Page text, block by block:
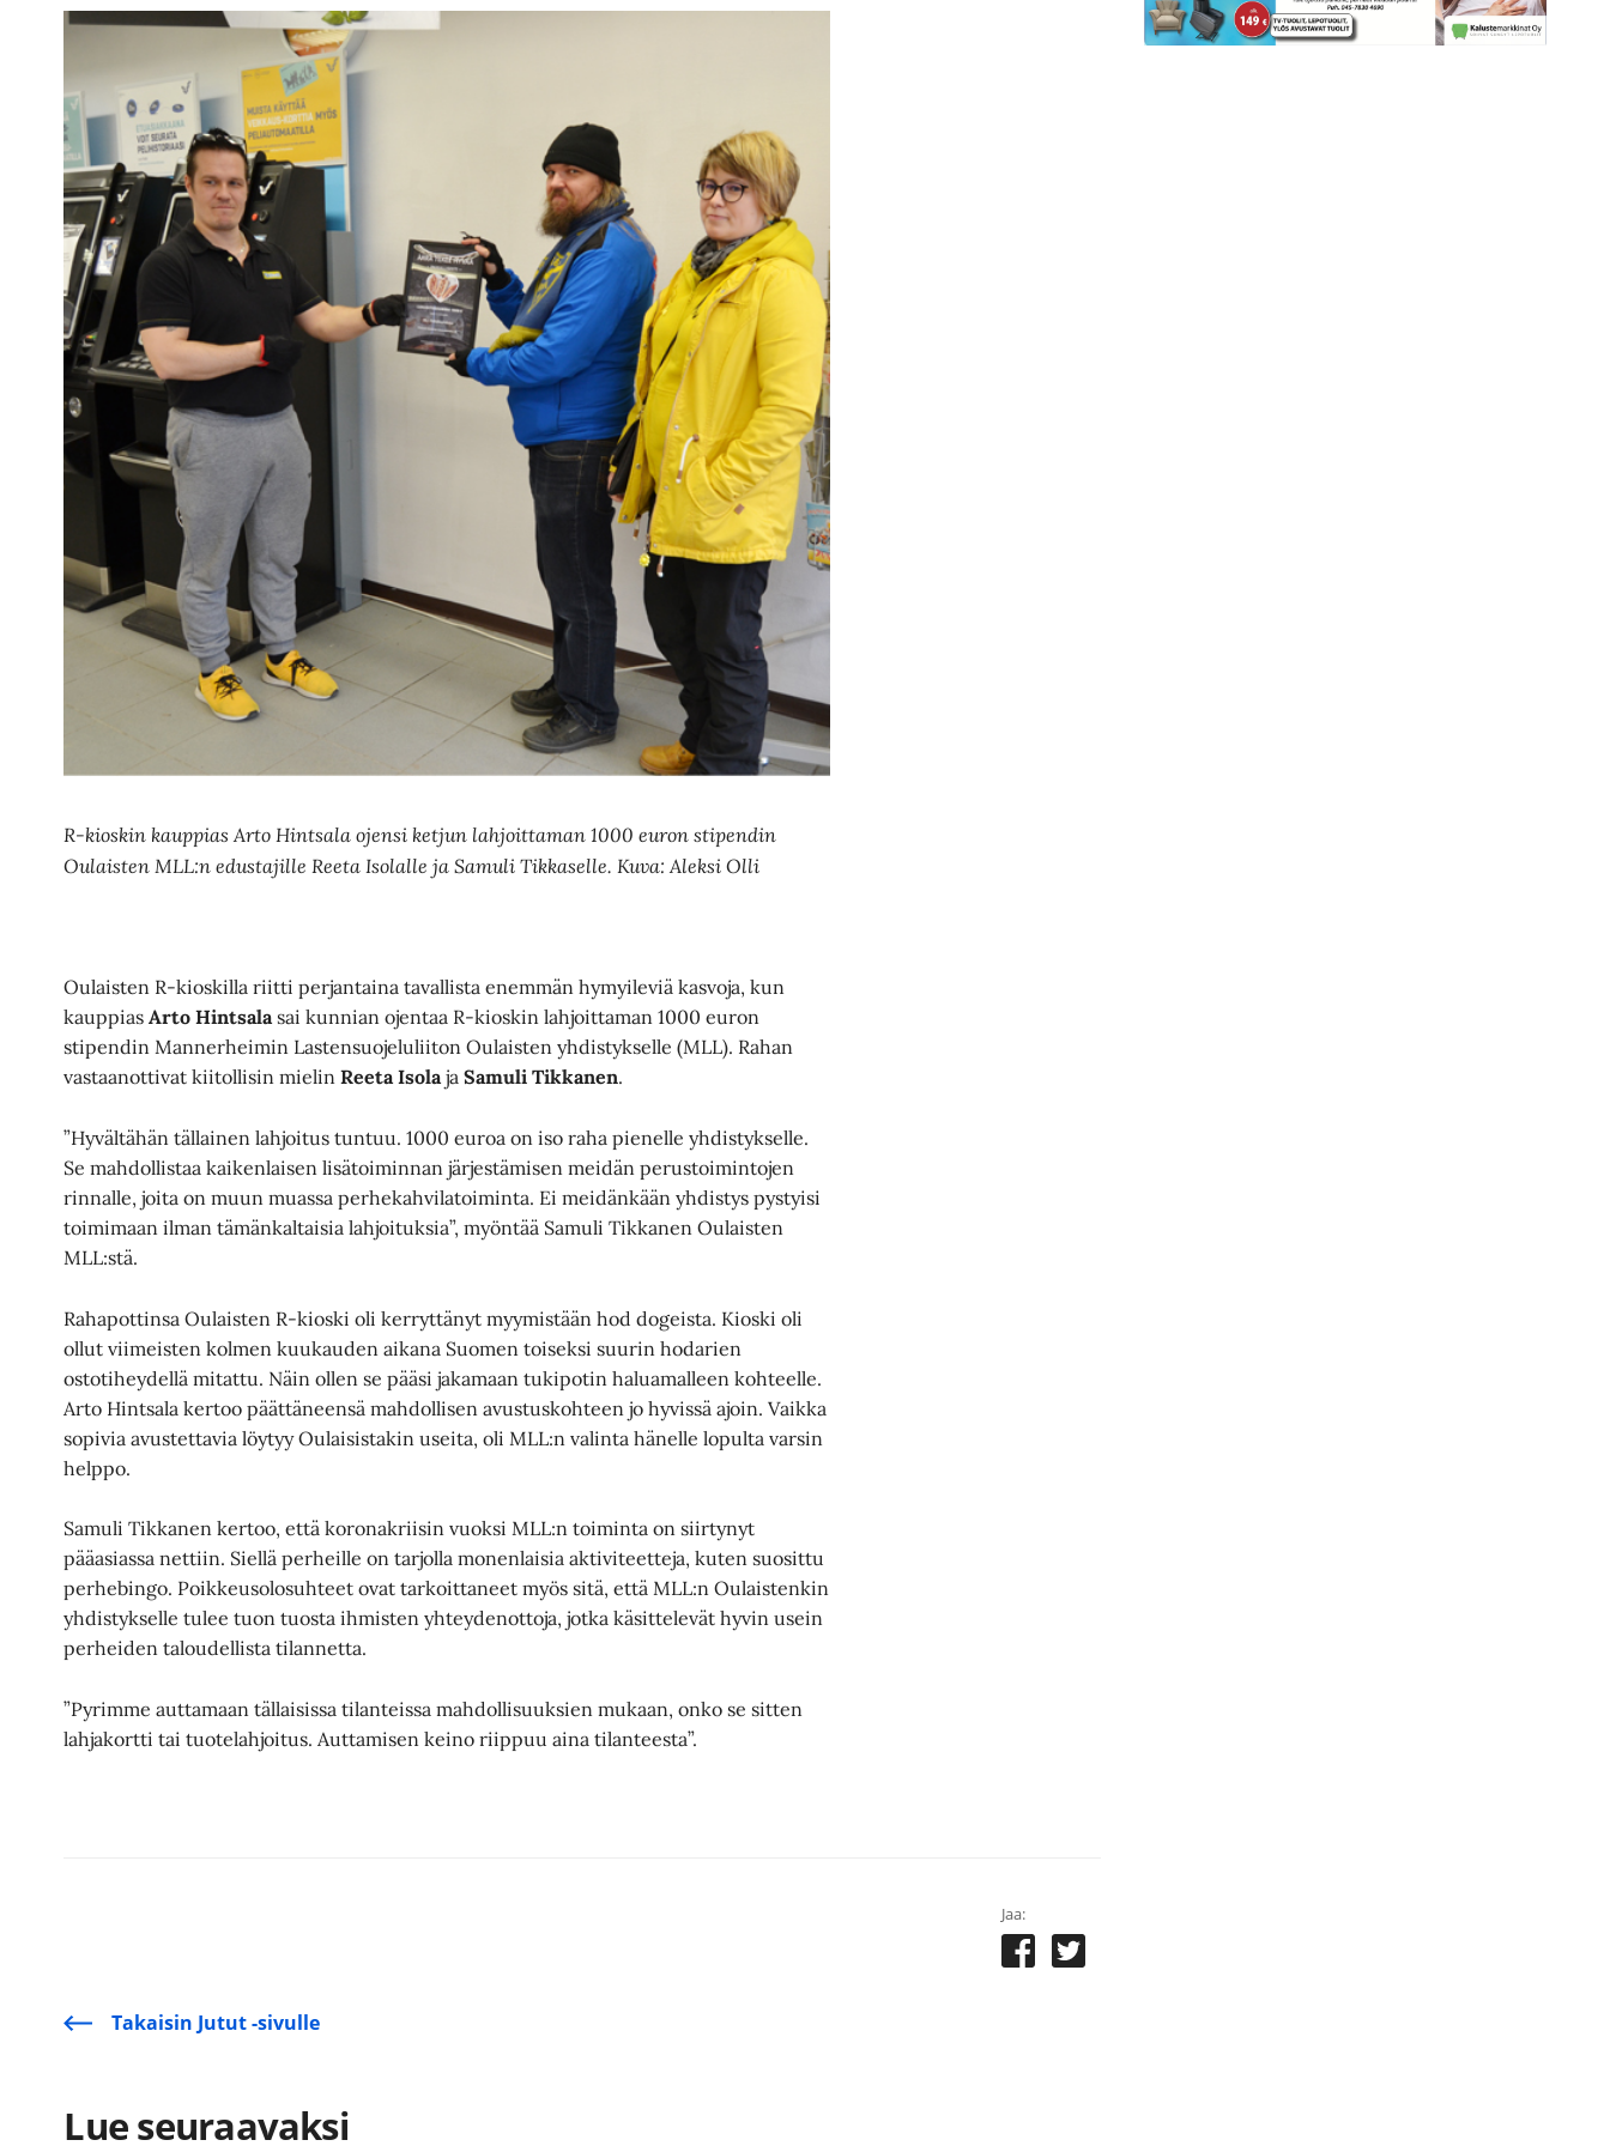
R-kioskin kauppias Arto Hintsala ojensi ketjun lahjoittaman 1000 euron stipendin
Oulaisten MLL:n edustajille Reeta Isolalle ja Samuli Tikkaselle. Kuva: Aleksi Olli
Oulaisten R-kioskilla riitti perjantaina tavallista enemmän hymyileviä kasvoja, kun
kauppiasArto Hintsalasai kunnian ojentaa R-kioskin lahjoittaman 1000 euron
stipendin Mannerheimin Lastensuojeluliiton Oulaisten yhdistykselle (MLL). Rahan
vastaanottivat kiitollisin mielinReeta IsolajaSamuli Tikkanen.
”Hyvältähän tällainen lahjoitus tuntuu. 1000 euroa on iso raha pienelle yhdistykselle.
Se mahdollistaa kaikenlaisen lisätoiminnan järjestämisen meidän perustoimintojen
rinnalle, joita on muun muassa perhekahvilatoiminta. Ei meidänkään yhdistys pystyisi
toimimaan ilman tämänkaltaisia lahjoituksia”, myöntää Samuli Tikkanen Oulaisten
MLL:stä.
Rahapottinsa Oulaisten R-kioski oli kerryttänyt myymistään hod dogeista. Kioski oli
ollut viimeisten kolmen kuukauden aikana Suomen toiseksi suurin hodarien
ostotiheydellä mitattu. Näin ollen se pääsi jakamaan tukipotin haluamalleen kohteelle.
Arto Hintsala kertoo päättäneensä mahdollisen avustuskohteen jo hyvissä ajoin. Vaikka
sopivia avustettavia löytyy Oulaisistakin useita, oli MLL:n valinta hänelle lopulta varsin
helppo.
Samuli Tikkanen kertoo, että koronakriisin vuoksi MLL:n toiminta on siirtynyt
pääasiassa nettiin. Siellä perheille on tarjolla monenlaisia aktiviteetteja, kuten suosittu
perhebingo. Poikkeusolosuhteet ovat tarkoittaneet myös sitä, että MLL:n Oulaistenkin
yhdistykselle tulee tuon tuosta ihmisten yhteydenottoja, jotka käsittelevät hyvin usein
perheiden taloudellista tilannetta.
”Pyrimme auttamaan tällaisissa tilanteissa mahdollisuuksien mukaan, onko se sitten
lahjakortti tai tuotelahjoitus. Auttamisen keino riippuu aina tilanteesta”.
Jaa:
Takaisin Jutut -sivulle
Lue seuraavaksi